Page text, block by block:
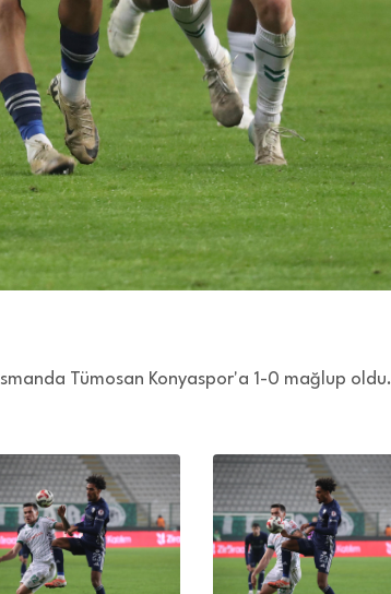
Tümosan Konyaspor'a 1-0 mağlup oldu.